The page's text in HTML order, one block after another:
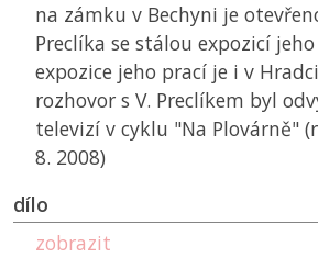
na zámku v Bechyni je
Preclíka se stálou expozicí
expozice jeho prací je i v
rozhovor s V. Preclíkem byl
televizí v cyklu "Na Plovárně"
8. 2008)
dílo
zobrazit